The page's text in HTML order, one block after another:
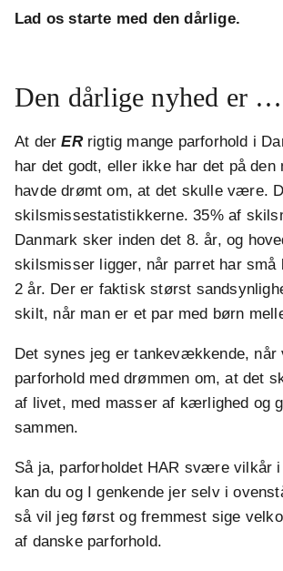
Lad os starte med den dårlige.
Den dårlige nyhed er …
At derERrigtig mange parforhold i
har det godt, eller ikke har det på den
havde drømt om, at det skulle være.
skilsmissestatistikkerne. 35% af
Danmark sker inden det 8. år, og
skilsmisser ligger, når parret har små
2 år. Der er faktisk størst
skilt, når man er et par med børn
Det synes jeg er tankevækkende, når
parforhold med drømmen om, at det
af livet, med masser af kærlighed og
sammen.
Så ja, parforholdet HAR svære vilkår
kan du og I genkende jer selv i
så vil jeg først og fremmest sige
af danske parforhold.